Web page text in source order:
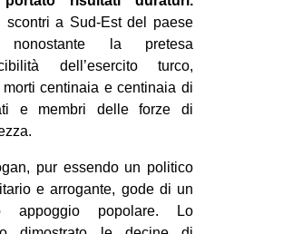
scontri a Sud-Est del paese
nonostante la pretesa
dell’esercito turco,
centinaia e centinaia di
e membri delle forze di
pur essendo un politico
e arrogante, gode di un
appoggio popolare. Lo